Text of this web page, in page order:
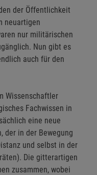
der Öffentlichkeit
neuartigen
nur militärischen
Nun gibt es
auch für den
Wissenschaftler
Fachwissen in
eine neue
der in der Bewegung
und selbst in der
Die gitterartigen
zusammen, wobei